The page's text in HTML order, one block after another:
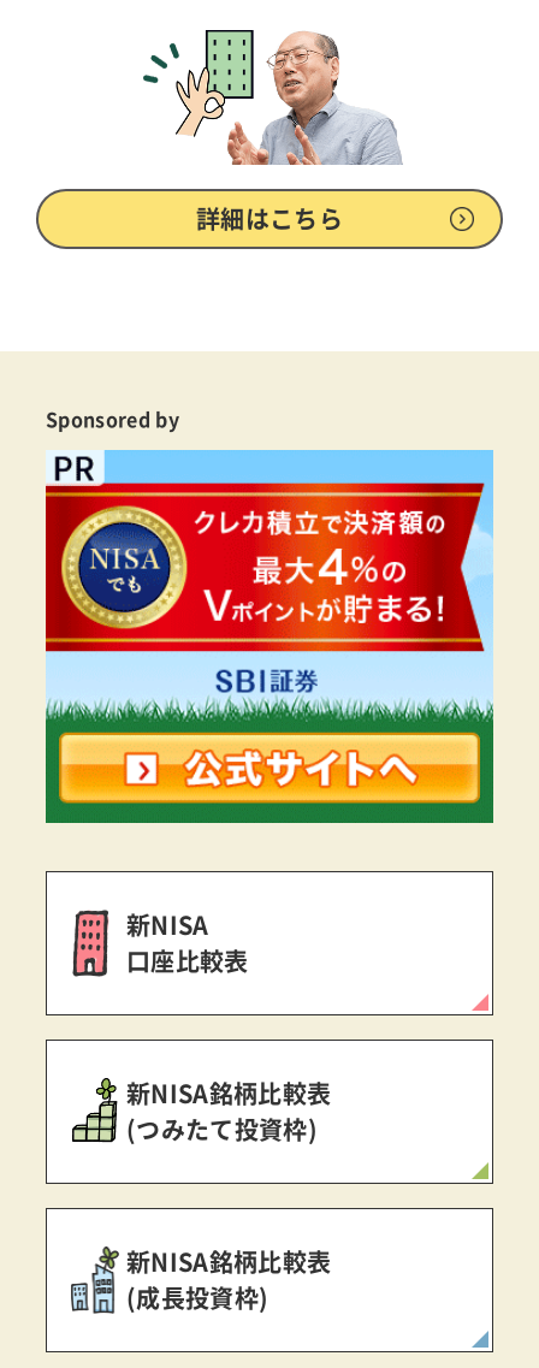
詳細はこちら
Sponsored by
新NISA
口座比較表
新NISA銘柄比較表
(つみたて投資枠)
新NISA銘柄比較表
(成長投資枠)